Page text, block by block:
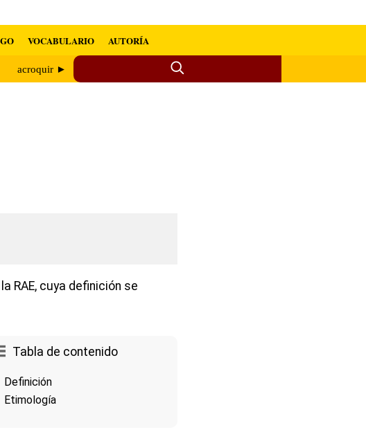
VOCABULARIO AUTORÍA
acroquir ►
RAE, cuya definición se
Tabla de contenido
Definición
Etimología